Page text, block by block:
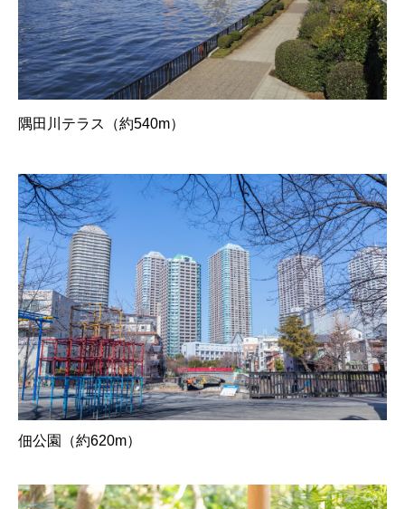
隅田川テラス（約540m）
佃公園（約620m）